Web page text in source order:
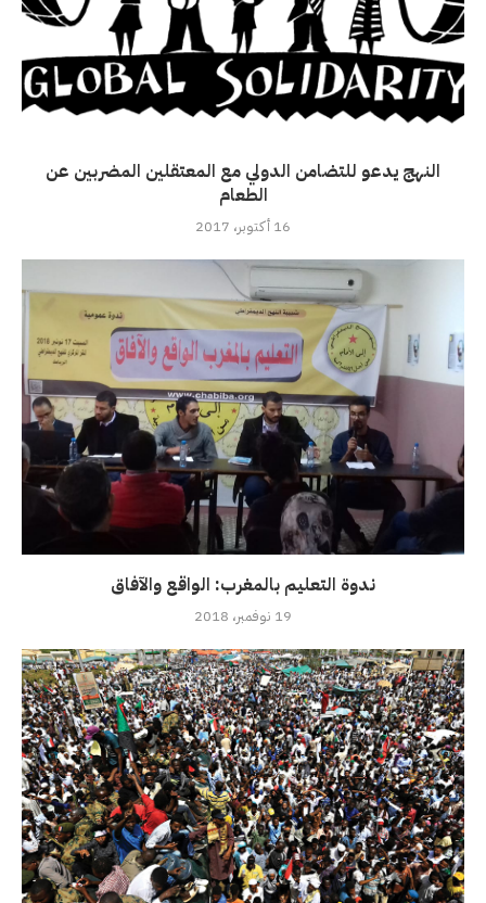
النهج يدعو للتضامن الدولي مع المعتقلين المضربين عن
الطعام
16 أكتوبر، 2017
ندوة التعليم بالمغرب: الواقع والآفاق
19 نوفمبر، 2018